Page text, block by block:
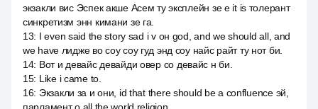
экзакли вис Эспек акше Асем ту эксплейн зе е it is толерант
синкретизм энн кимани зе га.
13: I even said the story sad i v он god, and we should all, and
we have лидже во соу соу гуд энд соу найс райт ту нот би.
14: Вот и девайс девайди овер со девайс н би.
15: Like i came to.
16: Экзакли за и они, id that there should be a confluence эй,